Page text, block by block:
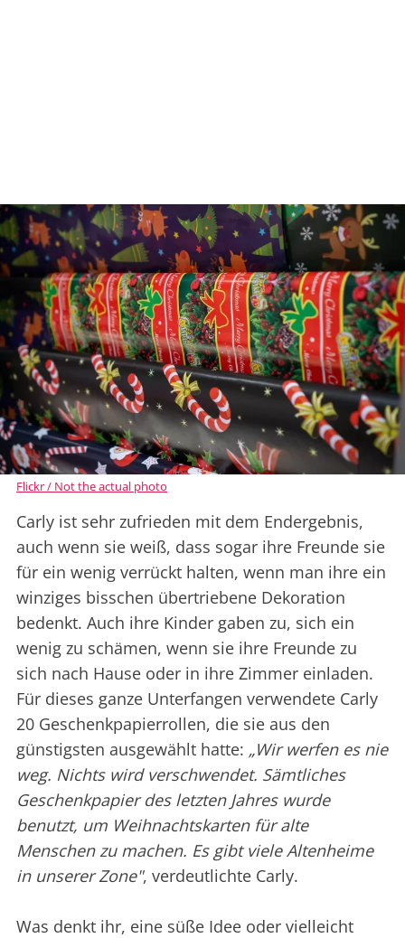
Flickr / Not the actual photo
Carly ist sehr zufrieden mit dem Endergebnis,
auch wenn sie weiß, dass sogar ihre Freunde sie
für ein wenig verrückt halten, wenn man ihre ein
winziges bisschen übertriebene Dekoration
bedenkt. Auch ihre Kinder gaben zu, sich ein
wenig zu schämen, wenn sie ihre Freunde zu
sich nach Hause oder in ihre Zimmer einladen.
Für dieses ganze Unterfangen verwendete Carly
20 Geschenkpapierrollen, die sie aus den
günstigsten ausgewählt hatte: „Wir werfen es nie
weg. Nichts wird verschwendet. Sämtliches
Geschenkpapier des letzten Jahres wurde
benutzt, um Weihnachtskarten für alte
Menschen zu machen. Es gibt viele Altenheime
in unserer Zone", verdeutlichte Carly.
Was denkt ihr, eine süße Idee oder vielleicht